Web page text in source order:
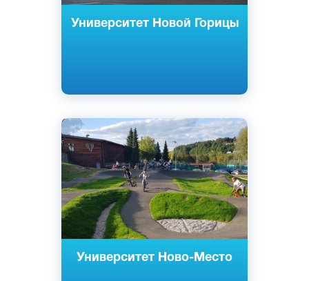
Университет Новой Горицы
Университет Ново-Место
Cловенский
Ново Место, Словения
Частный